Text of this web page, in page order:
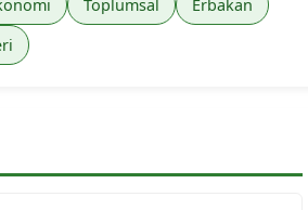
Toplumsal
Erbakan